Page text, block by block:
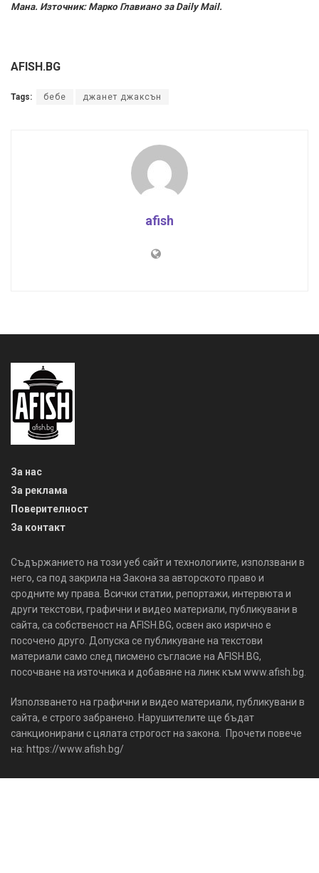
Мана. Източник: Марко Главиано за Daily Mail.
AFISH.BG
Tags: бебе джанет джаксън
afish
За нас
За реклама
Поверителност
За контакт
Съдържанието на този уеб сайт и технологиите, използвани в
него, са под закрила на Закона за авторското право и
сродните му права. Всички статии, репортажи, интервюта и
други текстови, графични и видео материали, публикувани в
сайта, са собственост на AFISH.BG, освен ако изрично е
посочено друго. Допуска се публикуване на текстови
материали само след писмено съгласие на AFISH.BG,
посочване на източника и добавяне на линк към www.afish.bg.
Използването на графични и видео материали, публикувани в
сайта, е строго забранено. Нарушителите ще бъдат
санкционирани с цялата строгост на закона. Прочети повече
на: https://www.afish.bg/